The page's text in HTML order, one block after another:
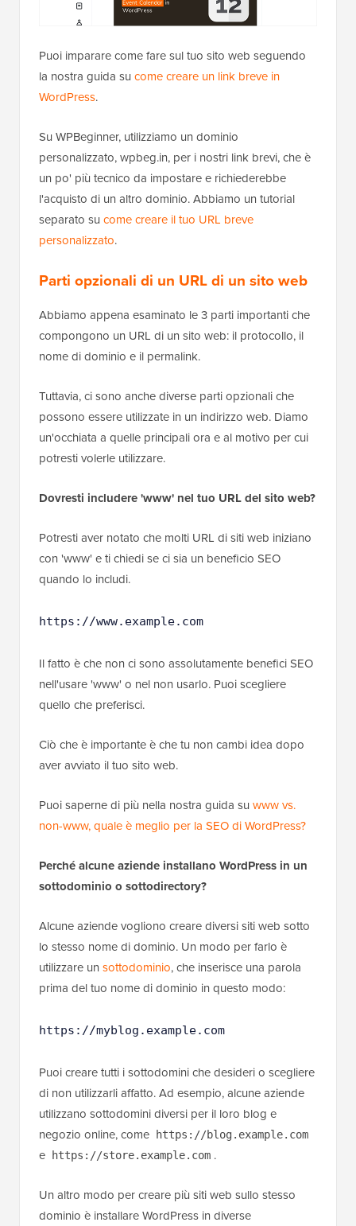
Puoi imparare come fare sul tuo sito web seguendo
la nostra guida su come creare un link breve in
WordPress.
Su WPBeginner, utilizziamo un dominio
personalizzato, wpbeg.in, per i nostri link brevi, che è
un po' più tecnico da impostare e richiederebbe
l'acquisto di un altro dominio. Abbiamo un tutorial
separato su come creare il tuo URL breve
personalizzato.
Parti opzionali di un URL di un sito web
Abbiamo appena esaminato le 3 parti importanti che
compongono un URL di un sito web: il protocollo, il
nome di dominio e il permalink.
Tuttavia, ci sono anche diverse parti opzionali che
possono essere utilizzate in un indirizzo web. Diamo
un'occhiata a quelle principali ora e al motivo per cui
potresti volerle utilizzare.
Dovresti includere 'www' nel tuo URL del sito web?
Potresti aver notato che molti URL di siti web iniziano
con 'www' e ti chiedi se ci sia un beneficio SEO
quando lo includi.
https://www.example.com
Il fatto è che non ci sono assolutamente benefici SEO
nell'usare 'www' o nel non usarlo. Puoi scegliere
quello che preferisci.
Ciò che è importante è che tu non cambi idea dopo
aver avviato il tuo sito web.
Puoi saperne di più nella nostra guida su www vs.
non-www, quale è meglio per la SEO di WordPress?
Perché alcune aziende installano WordPress in un
sottodominio o sottodirectory?
Alcune aziende vogliono creare diversi siti web sotto
lo stesso nome di dominio. Un modo per farlo è
utilizzare un sottodominio, che inserisce una parola
prima del tuo nome di dominio in questo modo:
https://myblog.example.com
Puoi creare tutti i sottodomini che desideri o scegliere
di non utilizzarli affatto. Ad esempio, alcune aziende
utilizzano sottodomini diversi per il loro blog e
negozio online, come
https://blog.example.com
e https://store.example.com .
Un altro modo per creare più siti web sullo stesso
dominio è installare WordPress in diverse